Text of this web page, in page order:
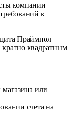
компании
к
Праймпол
квадратным
магазина или
счета на